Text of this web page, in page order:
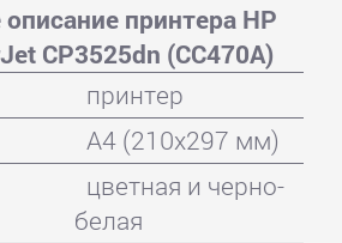
принтера HP
CP3525dn (CC470A)
принтер
A4 (210x297 мм)
цветная и черно-
белая